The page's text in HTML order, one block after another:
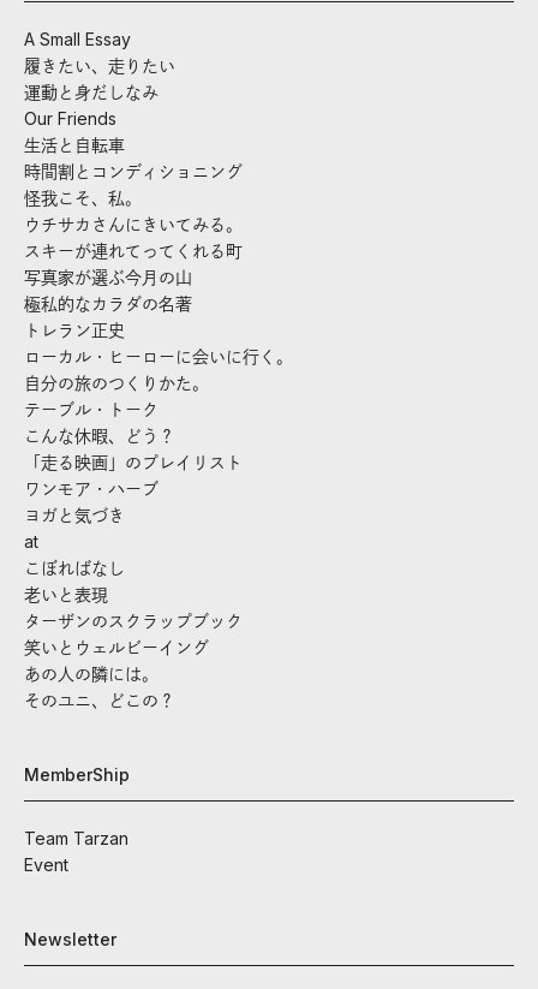
A Small Essay
履きたい、走りたい
運動と身だしなみ
Our Friends
生活と自転車
時間割とコンディショニング
怪我こそ、私。
ウチサカさんにきいてみる。
スキーが連れてってくれる町
写真家が選ぶ今月の山
極私的なカラダの名著
トレラン正史
ローカル・ヒーローに会いに行く。
自分の旅のつくりかた。
テーブル・トーク
こんな休暇、どう？
「走る映画」のプレイリスト
ワンモア・ハーブ
ヨガと気づき
at
こぼればなし
老いと表現
ターザンのスクラップブック
笑いとウェルビーイング
あの人の隣には。
そのユニ、どこの？
MemberShip
Team Tarzan
Event
Newsletter